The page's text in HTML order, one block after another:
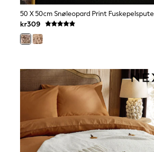
Wedding
Dresses
Shoes
Cardigans
Skirts
Trainers
Pram Shoes
School Shoes
Slippers
Boots
Wellies
Wide Fit
All Underwear
New In
50 X 50cm Snøleopard Print Fuskepelspute
kr309